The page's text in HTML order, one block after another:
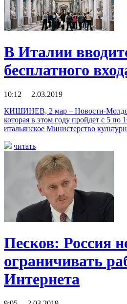
В Италии
бесплатного
10:12 2.03.2019
КИШИНЕВ, 2 мар – Новости-
которая в этом году пройдет с 5 по
итальянское Министерство
читать
Песков: Россия
ограничивать
Интернета